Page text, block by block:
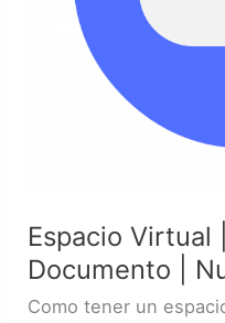
Espacio Virtual
Documento |
Como tener un